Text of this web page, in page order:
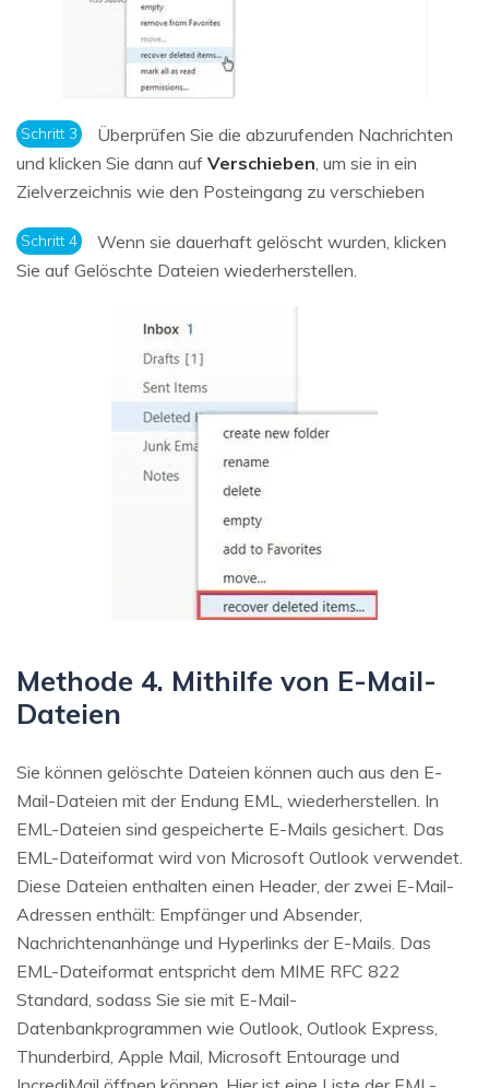
Schritt 3
Überprüfen Sie die abzurufenden Nachrichten
und klicken Sie dann auf Verschieben, um sie in ein
Zielverzeichnis wie den Posteingang zu verschieben
Schritt 4
Wenn sie dauerhaft gelöscht wurden, klicken
Sie auf Gelöschte Dateien wiederherstellen.
Methode 4. Mithilfe von E-Mail-
Dateien
Sie können gelöschte Dateien können auch aus den E-
Mail-Dateien mit der Endung EML, wiederherstellen. In
EML-Dateien sind gespeicherte E-Mails gesichert. Das
EML-Dateiformat wird von Microsoft Outlook verwendet.
Diese Dateien enthalten einen Header, der zwei E-Mail-
Adressen enthält: Empfänger und Absender,
Nachrichtenanhänge und Hyperlinks der E-Mails. Das
EML-Dateiformat entspricht dem MIME RFC 822
Standard, sodass Sie sie mit E-Mail-
Datenbankprogrammen wie Outlook, Outlook Express,
Thunderbird, Apple Mail, Microsoft Entourage und